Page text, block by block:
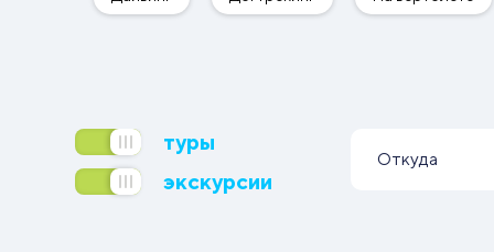
туры
экскурсии
Откуда